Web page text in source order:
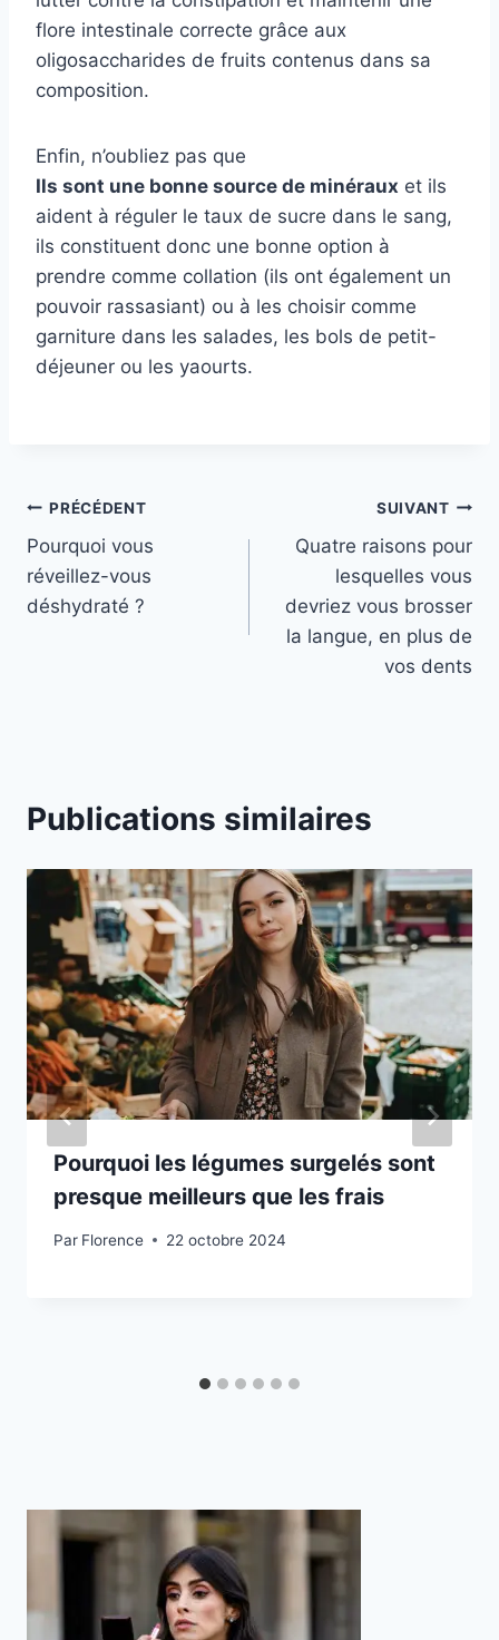
flore intestinale correcte grâce aux
oligosaccharides de fruits contenus dans sa
composition.
Enfin, n’oubliez pas que
Ils sont une bonne source de minéraux et ils
aident à réguler le taux de sucre dans le sang,
ils constituent donc une bonne option à
prendre comme collation (ils ont également un
pouvoir rassasiant) ou à les choisir comme
garniture dans les salades, les bols de petit-
déjeuner ou les yaourts.
Navigation
de
l’article
PRÉCÉDENT
Pourquoi vous
réveillez-vous
déshydraté ?
SUIVANT
Quatre raisons pour
lesquelles vous
devriez vous brosser
la langue, en plus de
vos dents
Publications similaires
Pourquoi les légumes surgelés sont
presque meilleurs que les frais
Par Florence 22 octobre 2024